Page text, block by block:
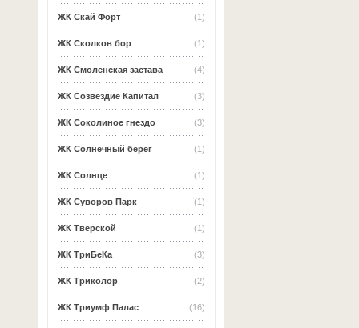
(1)
ЖК Скай Форт
(1)
ЖК Сколков бор
(4)
ЖК Смоленская застава
(3)
ЖК Созвездие Капитал
(3)
ЖК Соколиное гнездо
(1)
ЖК Солнечный берег
(1)
ЖК Солнце
(1)
ЖК Суворов Парк
(1)
ЖК Тверской
(3)
ЖК ТриБеКа
(2)
ЖК Триколор
(16)
ЖК Триумф Палас